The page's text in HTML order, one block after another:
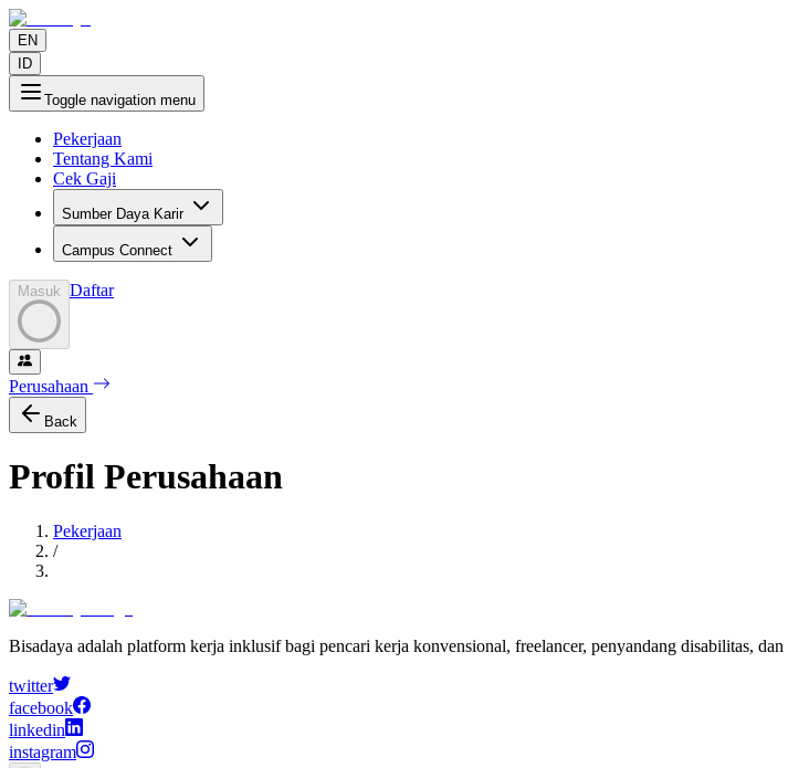
EN
ID
Toggle navigation menu
Pekerjaan
Tentang Kami
Cek Gaji
Sumber Daya Karir
Campus Connect
Masuk Daftar
Perusahaan
Back
Profil Perusahaan
Pekerjaan
/
Bisadaya adalah platform kerja inklusif bagi pencari kerja konvensional, freelancer, penyandang disabilitas,
twitter
facebook
linkedin
instagram